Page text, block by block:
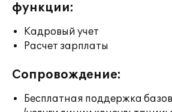
функции:
Кадровый учет
Расчет зарплаты
Сопровождение:
Бесплатная поддержка